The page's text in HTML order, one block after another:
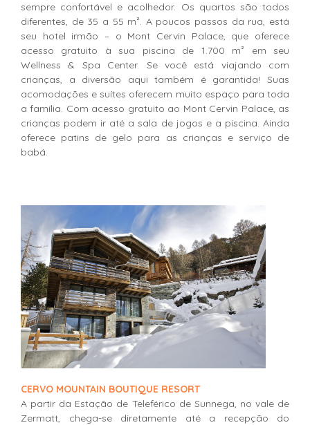
sempre confortável e acolhedor. Os quartos são todos
diferentes, de 35 a 55 m². A poucos passos da rua, está
seu hotel irmão – o Mont Cervin Palace, que oferece
acesso gratuito à sua piscina de 1.700 m² em seu
Wellness & Spa Center. Se você está viajando com
crianças, a diversão aqui também é garantida! Suas
acomodações e suítes oferecem muito espaço para toda
a família. Com acesso gratuito ao Mont Cervin Palace, as
crianças podem ir até a sala de jogos e a piscina. Ainda
oferece patins de gelo para as crianças e serviço de
babá.
CERVO MOUNTAIN BOUTIQUE RESORT
A partir da Estação de Teleférico de Sunnega, no vale de
Zermatt, chega-se diretamente até a recepção do